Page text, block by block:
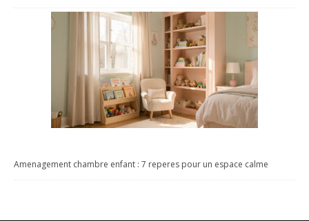
Amenagement chambre enfant : 7 reperes pour un espace calme